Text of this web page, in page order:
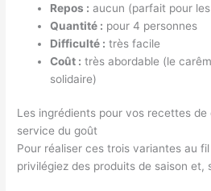
Repos : aucun (parfait pour
Quantité : pour 4 personnes
Difficulté : très facile
Coût : très abordable (le
solidaire)
Les ingrédients pour vos recettes de
service du goût
Pour réaliser ces trois variantes au
privilégiez des produits de saison et,